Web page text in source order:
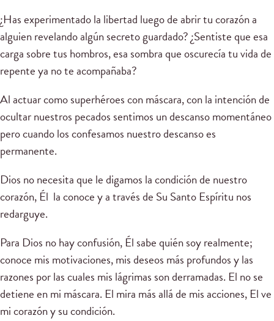
¿Has experimentado la libertad luego de abrir tu corazón a
alguien revelando algún secreto guardado? ¿Sentiste que esa
carga sobre tus hombros, esa sombra que oscurecía tu vida de
repente ya no te acompañaba?
Al actuar como superhéroes con máscara, con la intención de
ocultar nuestros pecados sentimos un descanso momentáneo
pero cuando los confesamos nuestro descanso es
permanente.
Dios no necesita que le digamos la condición de nuestro
corazón, Él la conoce y a través de Su Santo Espíritu nos
redarguye.
Para Dios no hay confusión, Él sabe quién soy realmente;
conoce mis motivaciones, mis deseos más profundos y las
razones por las cuales mis lágrimas son derramadas. El no se
detiene en mi máscara. El mira más allá de mis acciones, El ve
mi corazón y su condición.